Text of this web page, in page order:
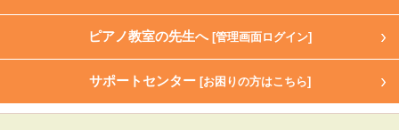
ピアノ教室の先生へ [管理画面ログイン]
サポートセンター [お困りの方はこちら]